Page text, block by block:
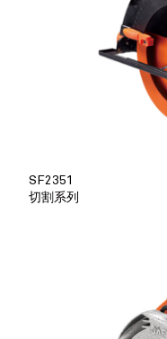
SF2351
切割系列